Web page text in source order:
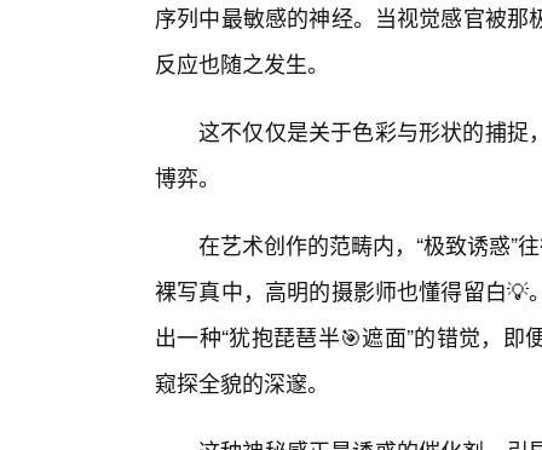
序列中最敏感的神经。当视觉感官被
反应也随之发生。
这不仅仅是关于色彩与形状的捕捉
博弈。
在艺术创作的范畴内，“极致诱惑”
裸写真中，高明的摄影师也懂得留白
出一种“犹抱琵琶半🎯遮面”的错觉，
窥探全貌的深邃。